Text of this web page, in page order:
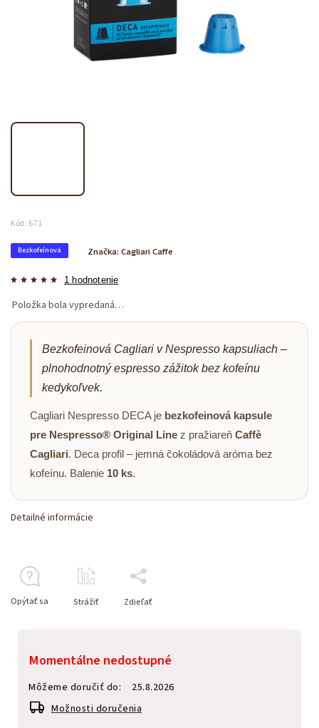
Kód: 671
Bezkofeínová
1 hodnotenie
Značka: Cagliari Caffe
Momentálne nedostupné
Môžeme doručiť do:
25.8.2026
Možnosti doručenia
Položka bola vypredaná…
Bezkofeinová Cagliari v Nespresso kapsuliach –
plnohodnotný espresso zážitok bez kofeínu
kedykoľvek.
Cagliari Nespresso DECA je bezkofeinová kapsule
pre Nespresso® Original Line z pražiareň Caffè
Cagliari. Deca profil – jemná čokoládová aróma bez
kofeínu. Balenie 10 ks.
Detailné informácie
Opýtať sa Strážiť Zdieľať